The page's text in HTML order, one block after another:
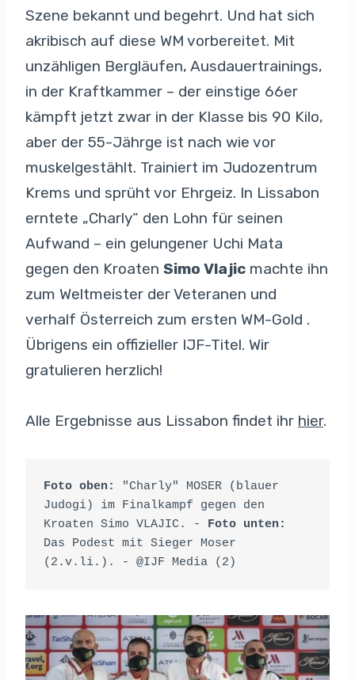
Szene bekannt und begehrt. Und hat sich
akribisch auf diese WM vorbereitet. Mit
unzähligen Bergläufen, Ausdauertrainings,
in der Kraftkammer – der einstige 66er
kämpft jetzt zwar in der Klasse bis 90 Kilo,
aber der 55-Jährge ist nach wie vor
muskelgestählt. Trainiert im Judozentrum
Krems und sprüht vor Ehrgeiz. In Lissabon
erntete „Charly“ den Lohn für seinen
Aufwand – ein gelungener Uchi Mata
gegen den Kroaten Simo Vlajic machte ihn
zum Weltmeister der Veteranen und
verhalf Österreich zum ersten WM-Gold .
Übrigens ein offizieller IJF-Titel. Wir
gratulieren herzlich!
Alle Ergebnisse aus Lissabon findet ihr hier.
Foto oben:
"Charly" MOSER (blauer
Judogi) im Finalkampf gegen den
Kroaten Simo VLAJIC. -
Das Podest mit Sieger Moser
(2.v.li.). - @IJF Media (2)